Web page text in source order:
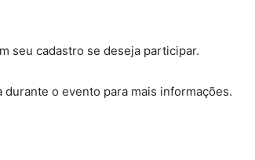
seu cadastro se deseja participar.
o evento para mais informações.